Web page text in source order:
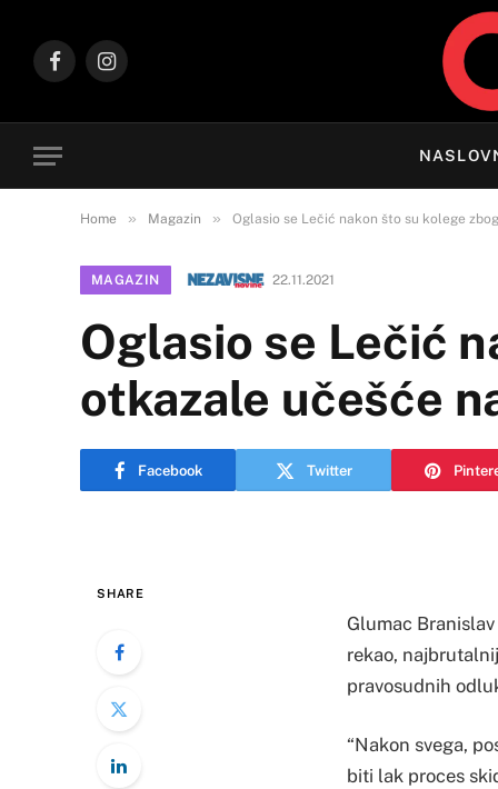
FacebookInstagram
Home » Magazin » Oglasio se Lečić nakon što su kolege
MAGAZIN 22.11.2021
Oglasio se Lečić
otkazale učešće
Facebook Twitter
SHARE
Glumac
rekao,
pravosudnih
“Nakon svega,
biti lak proces